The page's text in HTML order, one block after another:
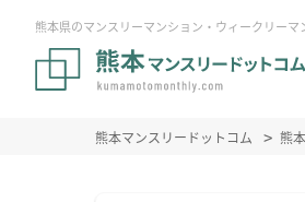
熊本県のマンスリーマンション・ウィークリーマ
熊本マンスリードットコム 熊